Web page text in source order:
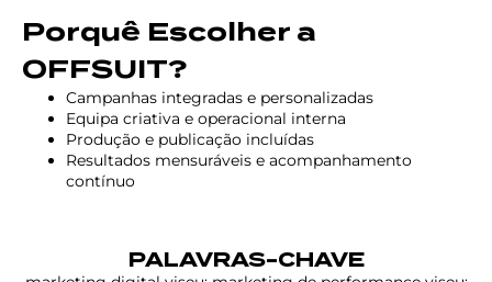
Porquê Escolher a
OFFSUIT?
Campanhas integradas e personalizadas
Equipa criativa e operacional interna
Produção e publicação incluídas
Resultados mensuráveis e acompanhamento
contínuo
PALAVRAS-CHAVE